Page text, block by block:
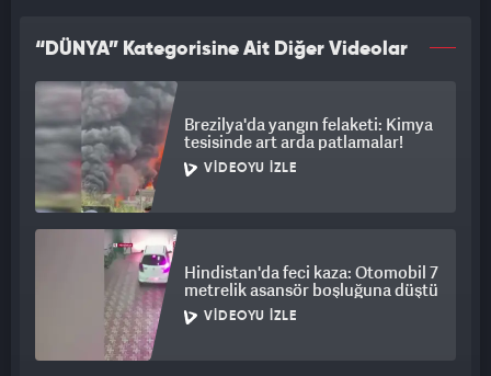
bildirildi. Cooper, bölgede görev yapacak Amerikan
birliklerinin denetimini üstlenecek.
“DÜNYA” Kategorisine Ait Diğer Videolar
Brezilya'da yangın felaketi: Kimya
tesisinde art arda patlamalar!
VIDEOYU İZLE
Hindistan'da feci kaza: Otomobil 7
metrelik asansör boşluğuna düştü
VIDEOYU İZLE